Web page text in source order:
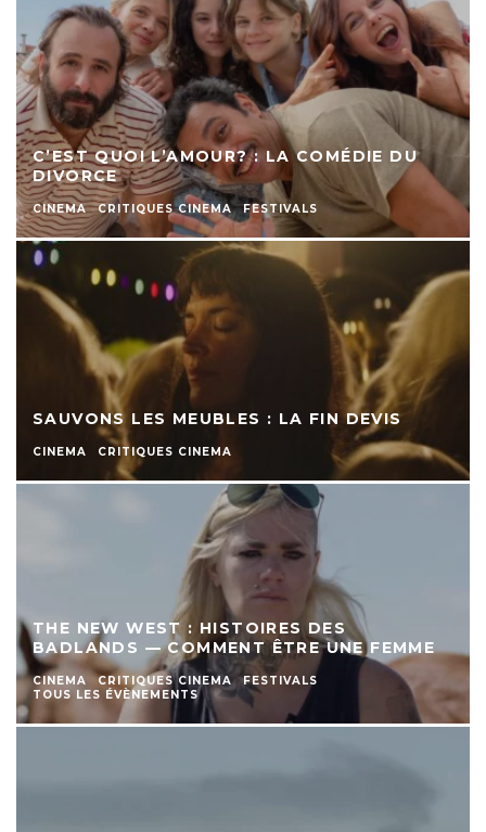
C’EST QUOI L’AMOUR? : LA COMÉDIE DU
DIVORCE
CINEMA CRITIQUES CINEMA FESTIVALS
SAUVONS LES MEUBLES : LA FIN DEVIS
CINEMA CRITIQUES CINEMA
THE NEW WEST : HISTOIRES DES
BADLANDS — COMMENT ÊTRE UNE FEMME
CINEMA CRITIQUES CINEMA
FESTIVALS
TOUS LES ÉVÈNEMENTS